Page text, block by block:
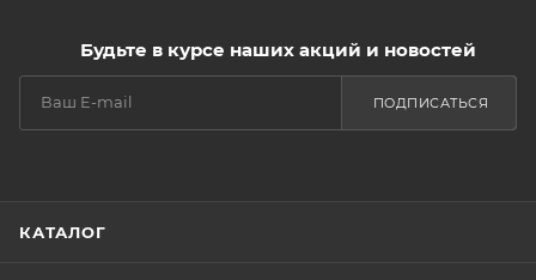
Будьте в курсе наших акций и новостей
ПОДПИСАТЬСЯ
КАТАЛОГ